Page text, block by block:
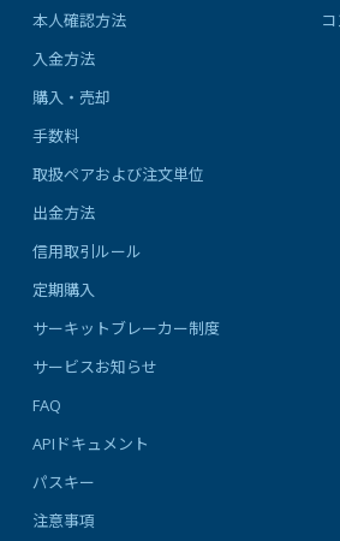
本人確認方法
入金方法
購入・売却
手数料
取扱ペアおよび注文単位
出金方法
信用取引ルール
定期購入
サーキットブレーカー制度
サービスお知らせ
FAQ
APIドキュメント
パスキー
注意事項